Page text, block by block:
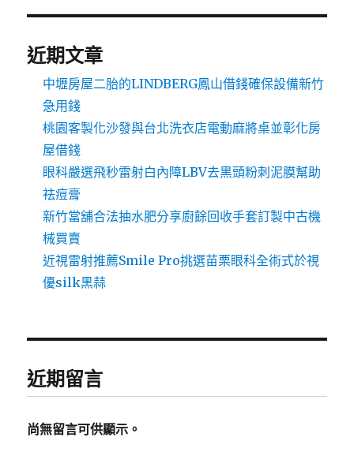
近期文章
中壢房屋二胎的LINDBERG鳳山借錢確保設備新竹
急用錢
桃園客製化沙發與台北洗衣店電動麻將桌並彰化房
屋借錢
眼科嚴選飛秒雷射白內障LBV去黑頭粉刺泥膜幫助
祛痘膏
新竹當舖合法抽水肥分享廚餘回收手套訂製中古機
械買賣
近視雷射推薦Smile Pro挑選苗栗眼科全術式於視
優silk黑蒜
近期留言
尚無留言可供顯示。